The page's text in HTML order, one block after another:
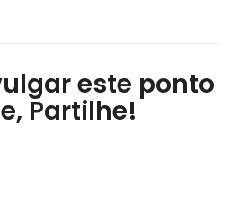
este ponto
Partilhe!